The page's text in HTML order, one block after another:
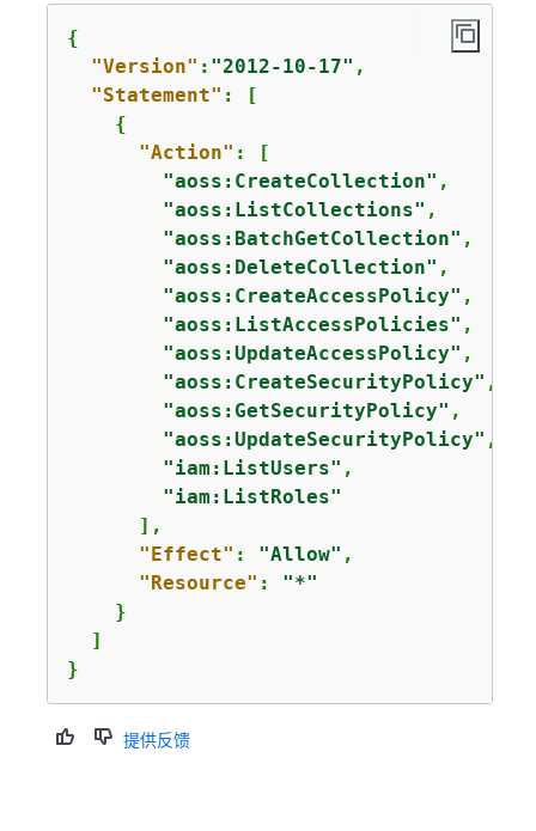
{
"Version" : "2012-10-17" ,
"Statement" : [
{
"Action" : [
"aoss:CreateCollection" ,
"aoss:ListCollections" ,
"aoss:BatchGetCollection" ,
"aoss:DeleteCollection" ,
"aoss:CreateAccessPolicy" ,
"aoss:ListAccessPolicies" ,
"aoss:UpdateAccessPolicy" ,
"aoss:CreateSecurityPolicy" ,
"aoss:GetSecurityPolicy" ,
"aoss:UpdateSecurityPolicy" ,
"iam:ListUsers" ,
"iam:ListRoles"
      ],
"Effect" : "Allow" ,
"Resource" : "*"
    }
  ]
}
提供反馈